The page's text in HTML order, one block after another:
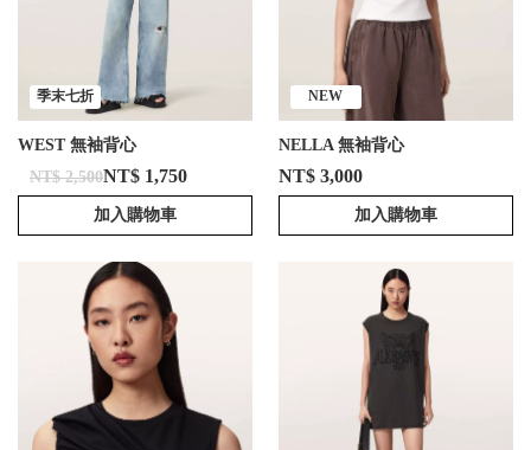
季末七折
WEST 無袖背心
NT$ 2,500NT$ 1,750
加入購物車
NEW
NELLA 無袖背心
NT$ 3,000
加入購物車